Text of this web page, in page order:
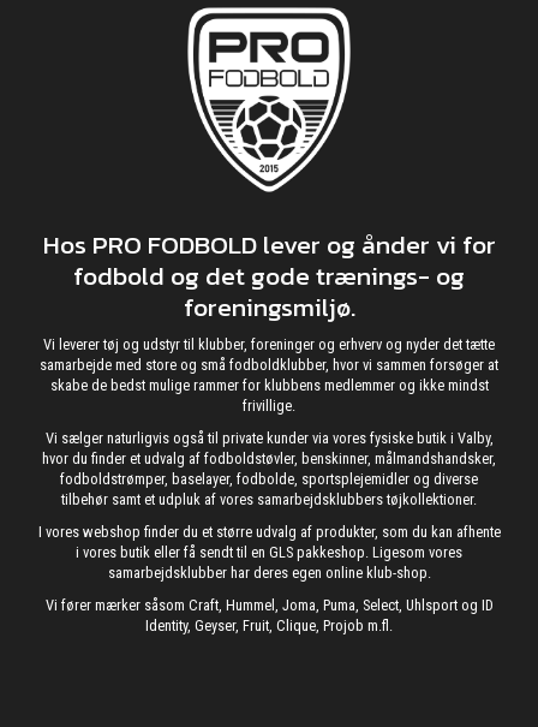
Hos PRO FODBOLD lever og ånder vi for
fodbold og det gode trænings- og
foreningsmiljø.
Vi leverer tøj og udstyr til klubber, foreninger og erhverv og nyder det tætte
samarbejde med store og små fodboldklubber, hvor vi sammen forsøger at
skabe de bedst mulige rammer for klubbens medlemmer og ikke mindst
frivillige.
Vi sælger naturligvis også til private kunder via vores fysiske butik i Valby,
hvor du finder et udvalg af fodboldstøvler, benskinner, målmandshandsker,
fodboldstrømper, baselayer, fodbolde, sportsplejemidler og diverse
tilbehør samt et udpluk af vores samarbejdsklubbers tøjkollektioner.
I vores webshop finder du et større udvalg af produkter, som du kan afhente
i vores butik eller få sendt til en GLS pakkeshop. Ligesom vores
samarbejdsklubber har deres egen online klub-shop.
Vi fører mærker såsom Craft, Hummel, Joma, Puma, Select, Uhlsport og ID
Identity, Geyser, Fruit, Clique, Projob m.fl.